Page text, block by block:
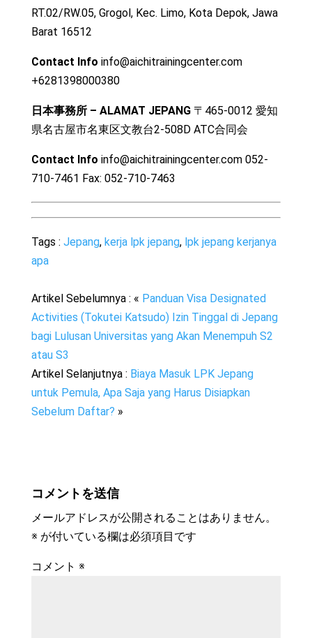
RT.02/RW.05, Grogol, Kec. Limo, Kota Depok, Jawa
Barat 16512
Contact Info info@aichitrainingcenter.com
+6281398000380
日本事務所 – ALAMAT JEPANG〒465-0012 愛知
県名古屋市名東区文教台2-508D ATC合同会
Contact Info info@aichitrainingcenter.com 052-
710-7461 Fax: 052-710-7463
Tags : Jepang, kerja lpk jepang, lpk jepang kerjanya
apa
Artikel Sebelumnya : « Panduan Visa Designated
Activities (Tokutei Katsudo) Izin Tinggal di Jepang
bagi Lulusan Universitas yang Akan Menempuh S2
atau S3
Artikel Selanjutnya : Biaya Masuk LPK Jepang
untuk Pemula, Apa Saja yang Harus Disiapkan
Sebelum Daftar? »
コメントを送信
メールアドレスが公開されることはありません。
※ が付いている欄は必須項目です
コメント ※